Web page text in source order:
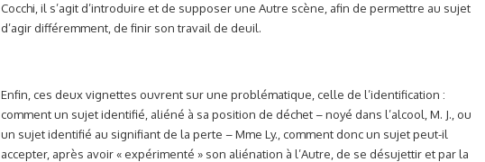
Cocchi, il s’agit d’introduire et de supposer une Autre scène, afin de permettre au sujet
d’agir différemment, de finir son travail de deuil.
Enfin, ces deux vignettes ouvrent sur une problématique, celle de l’identification :
comment un sujet identifié, aliéné à sa position de déchet – noyé dans l’alcool, M. J., ou
un sujet identifié au signifiant de la perte – Mme Ly., comment donc un sujet peut-il
accepter, après avoir « expérimenté » son aliénation à l’Autre, de se désujettir et par la